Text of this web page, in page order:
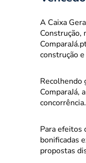
A Caixa
Construção,
construção
Recolhendo
ComparaJá,
concorrência.
Para efeitos
bonificadas
propostas